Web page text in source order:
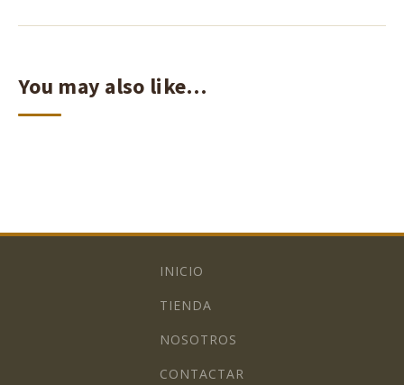
You may also like…
INICIO
TIENDA
NOSOTROS
CONTACTAR